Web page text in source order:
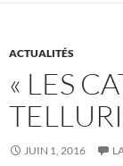
ACTUALITÉS
« LES
JUIN 1, 2016